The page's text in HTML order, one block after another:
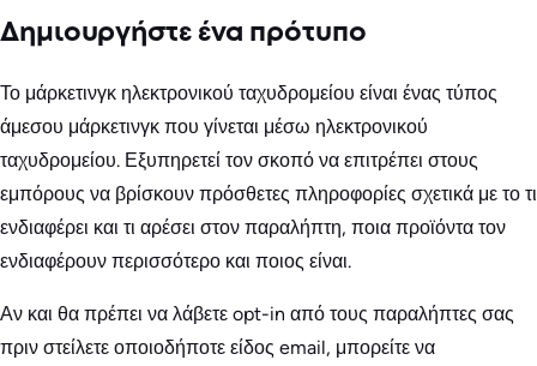
Δημιουργήστε ένα πρότυπο
Το μάρκετινγκ ηλεκτρονικού ταχυδρομείου είναι ένας τύπος
άμεσου μάρκετινγκ που γίνεται μέσω ηλεκτρονικού
ταχυδρομείου. Εξυπηρετεί τον σκοπό να επιτρέπει στους
εμπόρους να βρίσκουν πρόσθετες πληροφορίες σχετικά με το τι
ενδιαφέρει και τι αρέσει στον παραλήπτη, ποια προϊόντα τον
ενδιαφέρουν περισσότερο και ποιος είναι.
Αν και θα πρέπει να λάβετε opt-in από τους παραλήπτες σας
πριν στείλετε οποιοδήποτε είδος email, μπορείτε να